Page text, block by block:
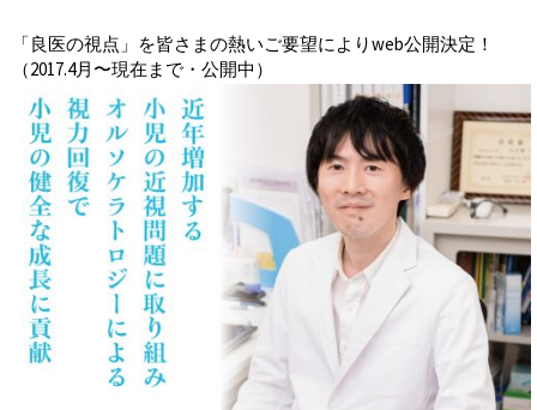
「良医の視点」を皆さまの熱いご要望によりweb公開決定！
（2017.4月〜現在まで・公開中）